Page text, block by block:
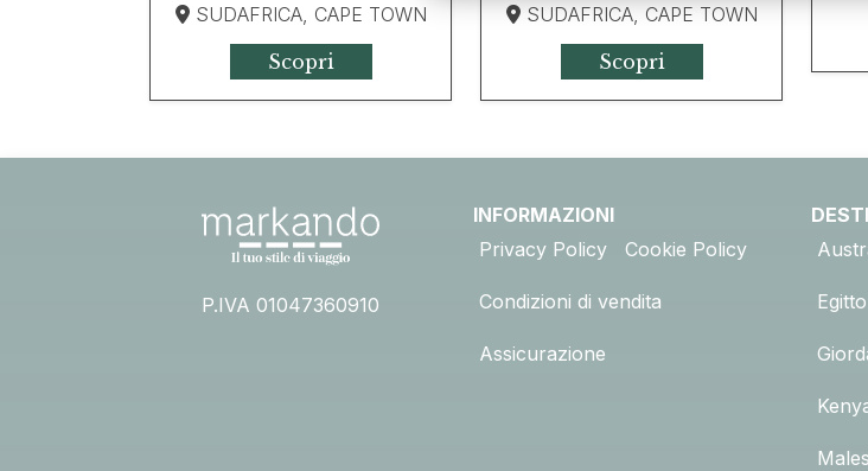
SUDAFRICA, CAPE TOWN
Scopri
SUDAFRICA, CAPE TOWN
Scopri
P.IVA 01047360910
INFORMAZIONI
Privacy Policy
Cookie Policy
Condizioni di vendita
Assicurazione
Egitto